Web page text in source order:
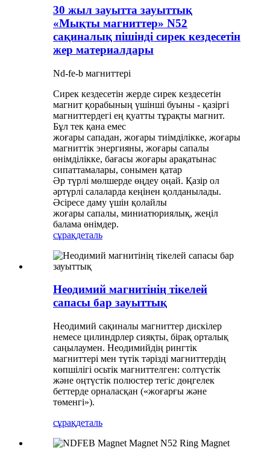
30 жыл зауытта зауыттық
«Мықты магниттер» N52
сақиналық пішінді сирек кездесетін
жер материалдары
Nd-fe-b магниттері
Сирек кездесетін жерде сирек кездесетін
магнит қорабының үшінші буыны - қазіргі
магниттердегі ең қуатты тұрақты магнит.
Бұл тек қана емес
жоғары сападан, жоғары тиімділікке, жоғары
магниттік энергияны, жоғары сапалы
өнімділікке, бағасы жоғары арақатынас
сипаттамалары, сонымен қатар
Әр түрлі мөлшерде өңдеу оңай. Қазір ол
әртүрлі салаларда кеңінен қолданылады.
Әсіресе даму үшін қолайлы
жоғары сапалы, миниатюриялық, жеңіл
балама өнімдер.
сұрақдеталь
Неодимий магнитінің тікелей
сапасы бар зауыттық
Неодимий сақиналы магниттер дискілер
немесе цилиндрлер сияқты, бірақ орталық
саңылаумен. Неодимийдің рингтік
магниттері мен түтік тәрізді магниттердің
көпшілігі осьтік магниттелген: солтүстік
және оңтүстік полюстер тегіс дөңгелек
беттерде орналасқан («жоғарғы және
төменгі»).
сұрақдеталь